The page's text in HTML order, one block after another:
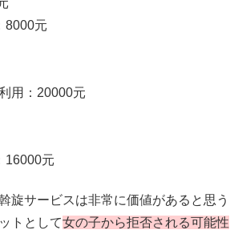
8000元
用：20000元
16000元
旋サービスは非常に価値があると思う
トとして女の子から拒否される可能性